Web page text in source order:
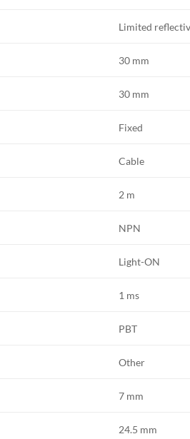
Limited
30 mm
30 mm
Fixed
Cable
2 m
NPN
Light-ON
1 ms
PBT
Other
7 mm
24.5 mm